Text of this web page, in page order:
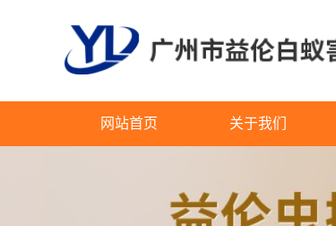
网站首页 关于我们